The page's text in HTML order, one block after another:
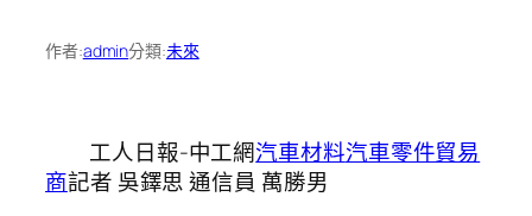
作者:admin分類:未來
工人日報-中工網汽車材料汽車零件貿易
商記者 吳鐸思 通信員 萬勝男